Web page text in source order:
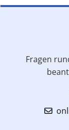
Fragen